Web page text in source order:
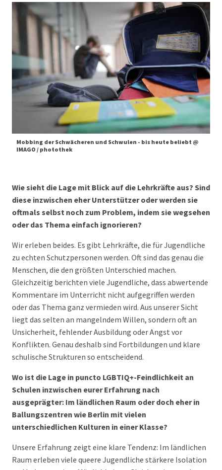
Mobbing der Schwächeren und Schwulen - bis heute beliebt @
IMAGO / photothek
Wie sieht die Lage mit Blick auf die Lehrkräfte aus? Sind
diese inzwischen eher Unterstützer oder werden sie
oftmals selbst noch zum Problem, indem sie wegsehen
oder das Thema einfach ignorieren?
Wir erleben beides. Es gibt Lehrkräfte, die für Jugendliche
zu echten Schutzpersonen werden. Oft sind das genau die
Menschen, die den größten Unterschied machen.
Gleichzeitig berichten viele Jugendliche, dass abwertende
Kommentare im Unterricht nicht aufgegriffen werden
oder das Thema ganz vermieden wird. Aus unserer Sicht
liegt das selten an mangelndem Willen, sondern oft an
Unsicherheit, fehlender Ausbildung oder Angst vor
Konflikten. Genau deshalb sind Fortbildungen und klare
schulische Strukturen so entscheidend.
Wo ist die Lage in puncto LGBTIQ+-Feindlichkeit an
Schulen inzwischen eurer Erfahrung nach
ausgeprägter: Im ländlichen Raum oder doch eher in
Ballungszentren wie Berlin mit vielen
unterschiedlichen Kulturen in einer Klasse?
Unsere Erfahrung zeigt eine klare Tendenz: Im ländlichen
Raum erleben viele queere Jugendliche stärkere Isolation